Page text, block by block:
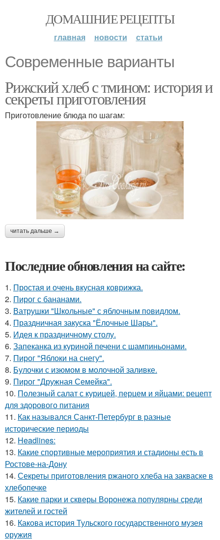
ДОМАШНИЕ РЕЦЕПТЫ
главная новости статьи
Современные варианты
Рижский хлеб с тмином: история и
секреты приготовления
Приготовление блюда по шагам:
читать дальше →
Последние обновления на сайте:
1. Простая и очень вкусная коврижка.
2. Пирог с бананами.
3. Ватрушки "Школьные" с яблочным повидлом.
4. Праздничная закуска "Ёлочные Шары".
5. Идея к праздничному столу.
6. Запеканка из куриной печени с шампиньонами.
7. Пирог "Яблоки на снегу".
8. Булочки с изюмом в молочной заливке.
9. Пирог "Дружная Семейка".
10. Полезный салат с курицей, перцем и яйцами: рецепт
для здорового питания
11. Как назывался Санкт-Петербург в разные
исторические периоды
12. Headlines:
13. Какие спортивные мероприятия и стадионы есть в
Ростове-на-Дону
14. Секреты приготовления ржаного хлеба на закваске в
хлебопечке
15. Какие парки и скверы Воронежа популярны среди
жителей и гостей
16. Какова история Тульского государственного музея
оружия